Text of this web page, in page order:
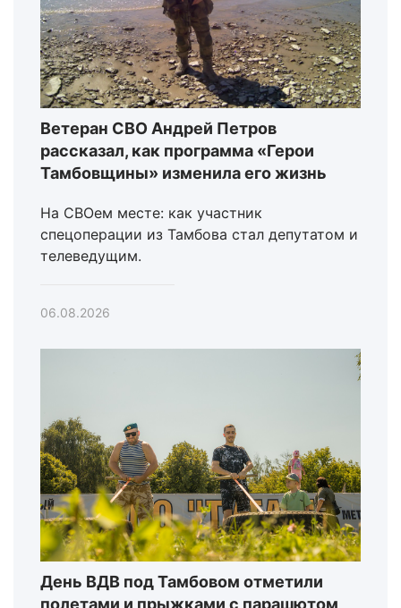
Ветеран СВО Андрей Петров
рассказал, как программа «Герои
Тамбовщины» изменила его жизнь
На СВОем месте: как участник
спецоперации из Тамбова стал депутатом и
телеведущим.
06.08.2026
День ВДВ под Тамбовом отметили